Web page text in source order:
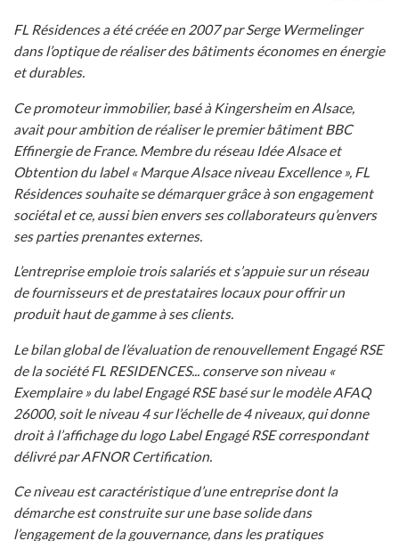
FL Résidences a été créée en 2007 par Serge Wermelinger
dans l’optique de réaliser des bâtiments économes en énergie
et durables.
Ce promoteur immobilier, basé à Kingersheim en Alsace,
avait pour ambition de réaliser le premier bâtiment BBC
Effinergie de France. Membre du réseau Idée Alsace et
Obtention du label « Marque Alsace niveau Excellence », FL
Résidences souhaite se démarquer grâce à son engagement
sociétal et ce, aussi bien envers ses collaborateurs qu’envers
ses parties prenantes externes.
L’entreprise emploie trois salariés et s’appuie sur un réseau
de fournisseurs et de prestataires locaux pour offrir un
produit haut de gamme à ses clients.
Le bilan global de l’évaluation de renouvellement Engagé RSE
de la société FL RESIDENCES... conserve son niveau «
Exemplaire » du label Engagé RSE basé sur le modèle AFAQ
26000, soit le niveau 4 sur l’échelle de 4 niveaux, qui donne
droit à l’affichage du logo Label Engagé RSE correspondant
délivré par AFNOR Certification.
Ce niveau est caractéristique d’une entreprise dont la
démarche est construite sur une base solide dans
l’engagement de la gouvernance, dans les pratiques